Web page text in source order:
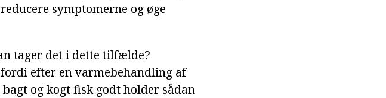
symptomerne og øge
tager det i dette tilfælde?
efter en varmebehandling af
og kogt fisk godt holder sådan